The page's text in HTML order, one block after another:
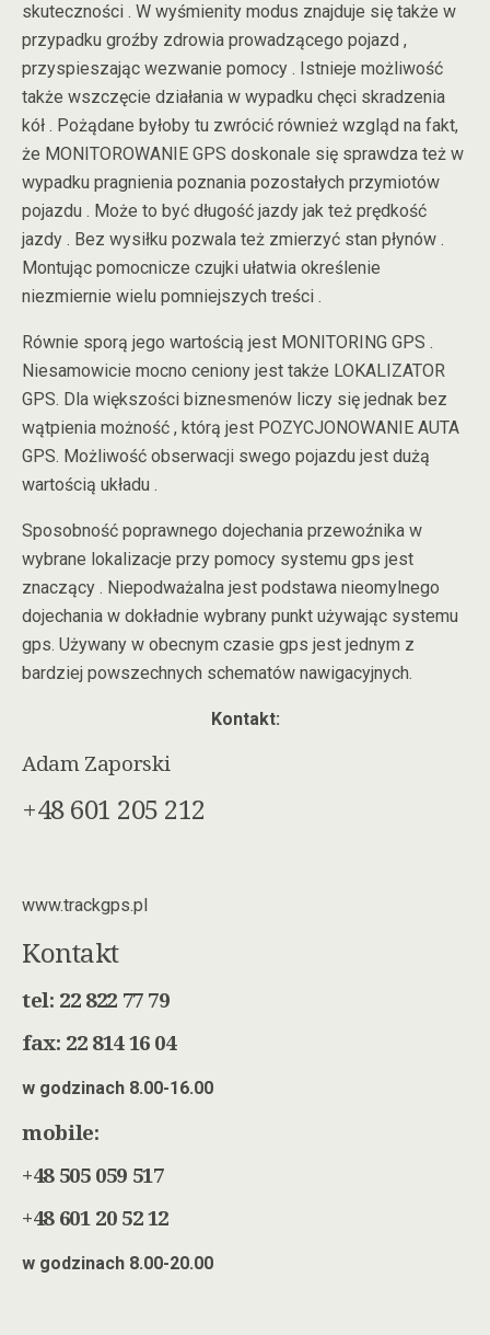
skuteczności . W wyśmienity modus znajduje się także w
przypadku groźby zdrowia prowadzącego pojazd ,
przyspieszając wezwanie pomocy . Istnieje możliwość
także wszczęcie działania w wypadku chęci skradzenia
kół . Pożądane byłoby tu zwrócić również wzgląd na fakt,
że MONITOROWANIE GPS doskonale się sprawdza też w
wypadku pragnienia poznania pozostałych przymiotów
pojazdu . Może to być długość jazdy jak też prędkość
jazdy . Bez wysiłku pozwala też zmierzyć stan płynów .
Montując pomocnicze czujki ułatwia określenie
niezmiernie wielu pomniejszych treści .
Równie sporą jego wartością jest MONITORING GPS .
Niesamowicie mocno ceniony jest także LOKALIZATOR
GPS. Dla większości biznesmenów liczy się jednak bez
wątpienia możność , którą jest POZYCJONOWANIE AUTA
GPS. Możliwość obserwacji swego pojazdu jest dużą
wartością układu .
Sposobność poprawnego dojechania przewoźnika w
wybrane lokalizacje przy pomocy systemu gps jest
znaczący . Niepodważalna jest podstawa nieomylnego
dojechania w dokładnie wybrany punkt używając systemu
gps. Używany w obecnym czasie gps jest jednym z
bardziej powszechnych schematów nawigacyjnych.
Kontakt:
Adam Zaporski
+48 601 205 212
www.trackgps.pl
Kontakt
tel: 22 822 77 79
fax: 22 814 16 04
w godzinach 8.00-16.00
mobile:
+48 505 059 517
+48 601 20 52 12
w godzinach 8.00-20.00